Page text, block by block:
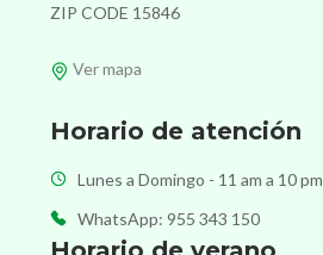
ZIP CODE 15846
Ver mapa
Horario de atención
Lunes a Domingo - 11 am a 10 pm
WhatsApp: 955 343 150